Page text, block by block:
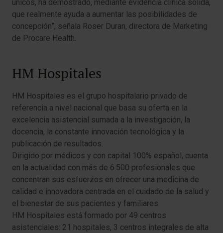
únicos, ha demostrado, mediante evidencia clínica sólida,
que realmente ayuda a aumentar las posibilidades de
concepción”, señala Roser Duran, directora de Marketing
de Procare Health.
HM Hospitales
HM Hospitales es el grupo hospitalario privado de
referencia a nivel nacional que basa su oferta en la
excelencia asistencial sumada a la investigación, la
docencia, la constante innovación tecnológica y la
publicación de resultados.
Dirigido por médicos y con capital 100% español, cuenta
en la actualidad con más de 6.500 profesionales que
concentran sus esfuerzos en ofrecer una medicina de
calidad e innovadora centrada en el cuidado de la salud y
el bienestar de sus pacientes y familiares.
HM Hospitales está formado por 49 centros
asistenciales: 21 hospitales, 3 centros integrales de alta